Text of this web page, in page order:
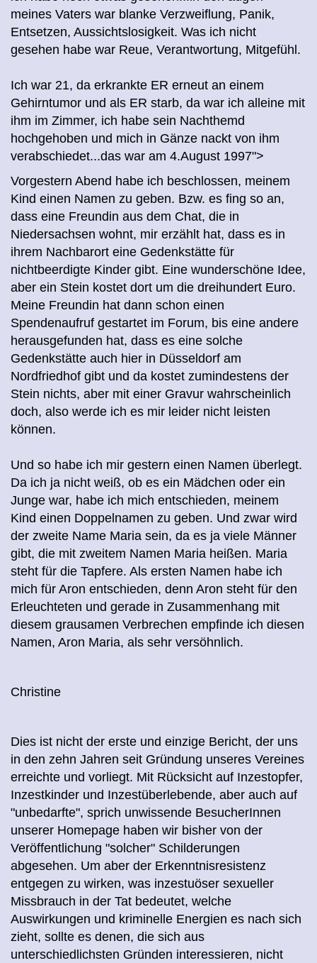
meines Vaters war blanke Verzweiflung, Panik,
Entsetzen, Aussichtslosigkeit. Was ich nicht
gesehen habe war Reue, Verantwortung, Mitgefühl.
Ich war 21, da erkrankte ER erneut an einem
Gehirntumor und als ER starb, da war ich alleine mit
ihm im Zimmer, ich habe sein Nachthemd
hochgehoben und mich in Gänze nackt von ihm
verabschiedet...das war am 4.August 1997">
Vorgestern Abend habe ich beschlossen, meinem
Kind einen Namen zu geben. Bzw. es fing so an,
dass eine Freundin aus dem Chat, die in
Niedersachsen wohnt, mir erzählt hat, dass es in
ihrem Nachbarort eine Gedenkstätte für
nichtbeerdigte Kinder gibt. Eine wunderschöne Idee,
aber ein Stein kostet dort um die dreihundert Euro.
Meine Freundin hat dann schon einen
Spendenaufruf gestartet im Forum, bis eine andere
herausgefunden hat, dass es eine solche
Gedenkstätte auch hier in Düsseldorf am
Nordfriedhof gibt und da kostet zumindestens der
Stein nichts, aber mit einer Gravur wahrscheinlich
doch, also werde ich es mir leider nicht leisten
können.
Und so habe ich mir gestern einen Namen überlegt.
Da ich ja nicht weiß, ob es ein Mädchen oder ein
Junge war, habe ich mich entschieden, meinem
Kind einen Doppelnamen zu geben. Und zwar wird
der zweite Name Maria sein, da es ja viele Männer
gibt, die mit zweitem Namen Maria heißen. Maria
steht für die Tapfere. Als ersten Namen habe ich
mich für Aron entschieden, denn Aron steht für den
Erleuchteten und gerade in Zusammenhang mit
diesem grausamen Verbrechen empfinde ich diesen
Namen, Aron Maria, als sehr versöhnlich.
Christine
Dies ist nicht der erste und einzige Bericht, der uns
in den zehn Jahren seit Gründung unseres Vereines
erreichte und vorliegt. Mit Rücksicht auf Inzestopfer,
Inzestkinder und Inzestüberlebende, aber auch auf
"unbedarfte", sprich unwissende BesucherInnen
unserer Homepage haben wir bisher von der
Veröffentlichung "solcher" Schilderungen
abgesehen. Um aber der Erkenntnisresistenz
entgegen zu wirken, was inzestuöser sexueller
Missbrauch in der Tat bedeutet, welche
Auswirkungen und kriminelle Energien es nach sich
zieht, sollte es denen, die sich aus
unterschiedlichsten Gründen interessieren, nicht